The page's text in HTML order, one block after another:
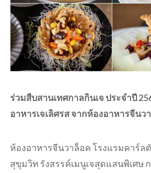
ร่วมสืบสานเทศกาลกินเจ ประจำปี
อาหารเจเลิศรส จากห้องอาหารจีนว
ห้องอาหารจีนวาล็อค โรงแรมคาร์ล
สุขุมวิท รังสรรค์เมนูเจสุดแสนพิเศษ